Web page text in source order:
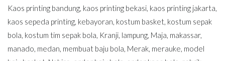
Kaos printing bandung, kaos printing bekasi, kaos printing jakarta,
kaos sepeda printing, kebayoran, kostum basket, kostum sepak
bola, kostum tim sepak bola, Kranji, lampung, Maja, makassar,
manado, medan, membuat baju bola, Merak, merauke, model